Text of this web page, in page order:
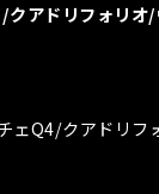
アドリフォ
Q4/クアドリ